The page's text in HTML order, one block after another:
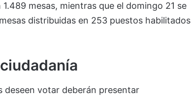
mesas, mientras que el domingo 21 se
distribuidas en 253 puestos habilitados
deseen votar deberán presentar